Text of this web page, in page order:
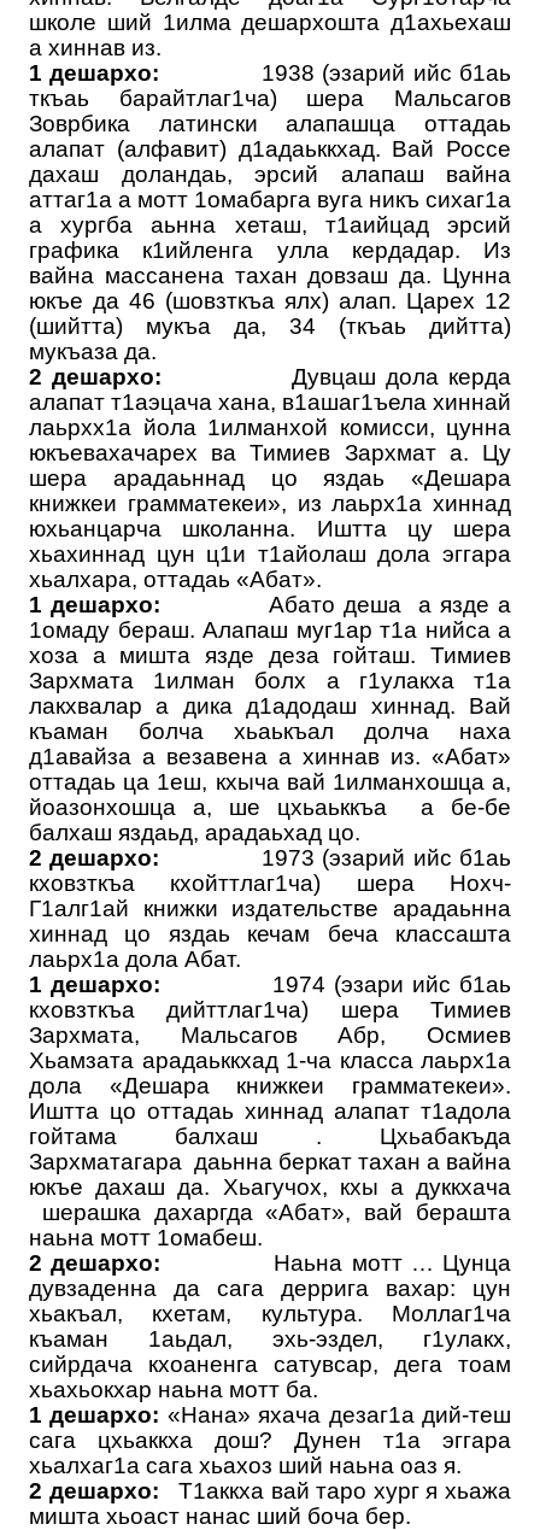
школе ший 1илма дешархошта д1ахьехаш
а хиннав из.
1 дешархо: 1938 (эзарий ийс б1аь
ткъаь барайтлаг1ча) шера Мальсагов
Зоврбика латински алапашца оттадаь
алапат (алфавит) д1адаьккхад. Вай Россе
дахаш доландаь, эрсий алапаш вайна
аттаг1а а мотт 1омабарга вуга никъ сихаг1а
а хургба аьнна хеташ, т1аийцад эрсий
графика к1ийленга улла кердадар. Из
вайна массанена тахан довзаш да. Цунна
юкъе да 46 (шовзткъа ялх) алап. Царех 12
(шийтта) мукъа да, 34 (ткъаь дийтта)
мукъаза да.
2 дешархо: Дувцаш дола керда
алапат т1аэцача хана, в1ашаг1ъела хиннай
лаьрхх1а йола 1илманхой комисси, цунна
юкъевахачарех ва Тимиев Зархмат а. Цу
шера арадаьннад цо яздаь «Дешара
книжкеи грамматекеи», из лаьрх1а хиннад
юхьанцарча школанна. Иштта цу шера
хьахиннад цун ц1и т1айолаш дола эггара
хьалхара, оттадаь «Абат».
1 дешархо: Абато деша а язде а
1омаду бераш. Алапаш муг1ар т1а нийса а
хоза а мишта язде деза гойташ. Тимиев
Зархмата 1илман болх а г1улакха т1а
лакхвалар а дика д1адодаш хиннад. Вай
къаман болча хьаькъал долча наха
д1авайза а везавена а хиннав из. «Абат»
оттадаь ца 1еш, кхыча вай 1илманхошца а,
йоазонхошца а, ше цхьаьккъа а бе-бе
балхаш яздаьд, арадаьхад цо.
2 дешархо: 1973 (эзарий ийс б1аь
кховзткъа кхойттлаг1ча) шера Нохч-
Г1алг1ай книжки издательстве арадаьнна
хиннад цо яздаь кечам беча классашта
лаьрх1а дола Абат.
1 дешархо: 1974 (эзари ийс б1аь
кховзткъа дийттлаг1ча) шера Тимиев
Зархмата, Мальсагов Абр, Осмиев
Хьамзата арадаьккхад 1-ча класса лаьрх1а
дола «Дешара книжкеи грамматекеи».
Иштта цо оттадаь хиннад алапат т1адола
гойтама балхаш . Цхьабакъда
Зархматагара даьнна беркат тахан а вайна
юкъе дахаш да. Хьагучох, кхы а дуккхача
шерашка дахаргда «Абат», вай берашта
наьна мотт 1омабеш.
2 дешархо: Наьна мотт … Цунца
дувзаденна да сага деррига вахар: цун
хьакъал, кхетам, культура. Моллаг1ча
къаман 1аьдал, эхь-эздел, г1улакх,
сийрдача кхоаненга сатувсар, дега тоам
хьахьокхар наьна мотт ба.
1 дешархо: «Нана» яхача дезаг1а дий-теш
сага цхьаккха дош? Дунен т1а эггара
хьалхаг1а сага хьахоз ший наьна оаз я.
2 дешархо:
Т1аккха вай таро хург я хьажа
мишта хьоаст нанас ший боча бер.